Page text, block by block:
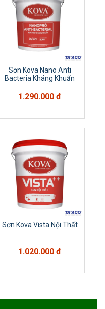
Sơn Kova Nano Anti
Bacteria Kháng Khuẩn
1.290.000 đ
Sơn Kova Vista Nội Thất
1.020.000 đ